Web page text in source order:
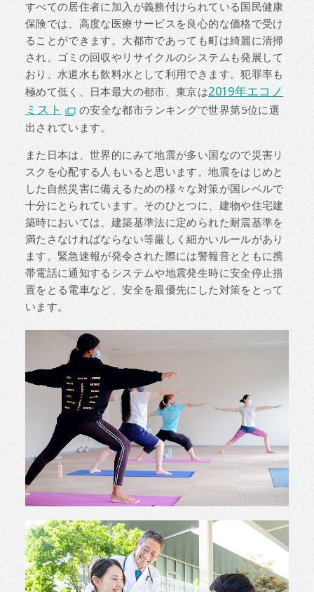
すべての居住者に加入が義務付けられている国民健康
保険では、高度な医療サービスを良心的な価格で受け
ることができます。大都市であっても町は綺麗に清掃
され、ゴミの回収やリサイクルのシステムも発展して
おり、水道水も飲料水として利用できます。犯罪率も
極めて低く、日本最大の都市、東京は2019年エコノ
ミスト
の安全な都市ランキングで世界第5位に選
出されています。
また日本は、世界的にみて地震が多い国なので災害リ
スクを心配する人もいると思います。地震をはじめと
した自然災害に備えるための様々な対策が国レベルで
十分にとられています。そのひとつに、建物や住宅建
築時においては、建築基準法に定められた耐震基準を
満たさなければならない等厳しく細かいルールがあり
ます。緊急速報が発令された際には警報音とともに携
帯電話に通知するシステムや地震発生時に安全停止措
置をとる電車など、安全を最優先にした対策をとって
います。